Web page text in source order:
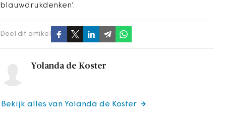
blauwdrukdenken’.
Deel dit artikel
Yolanda de Koster
Bekijk alles van Yolanda de Koster